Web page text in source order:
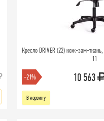
Кресло DRIVER (22) кож-зам-
11
-21% 10 563
В корзину